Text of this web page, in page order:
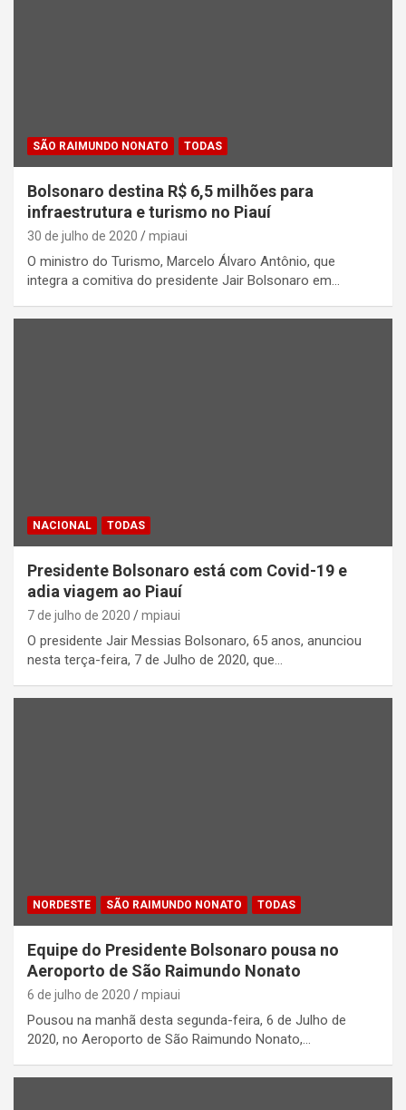
SÃO RAIMUNDO NONATO TODAS
Bolsonaro destina R$ 6,5 milhões para
infraestrutura e turismo no Piauí
30 de julho de 2020 mpiaui
O ministro do Turismo, Marcelo Álvaro Antônio, que
integra a comitiva do presidente Jair Bolsonaro em…
NACIONAL TODAS
Presidente Bolsonaro está com Covid-19 e
adia viagem ao Piauí
7 de julho de 2020 mpiaui
O presidente Jair Messias Bolsonaro, 65 anos, anunciou
nesta terça-feira, 7 de Julho de 2020, que…
NORDESTE SÃO RAIMUNDO NONATO TODAS
Equipe do Presidente Bolsonaro pousa no
Aeroporto de São Raimundo Nonato
6 de julho de 2020 mpiaui
Pousou na manhã desta segunda-feira, 6 de Julho de
2020, no Aeroporto de São Raimundo Nonato,…